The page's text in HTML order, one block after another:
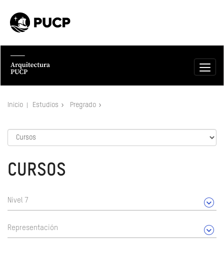
Inicio Estudios Pregrado
CURSOS
Nivel 7
Representación